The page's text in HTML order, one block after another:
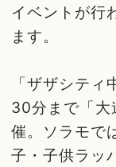
イベントが行
ます。
「ザザシテ
30分まで「
催。ソラモで
子・子供ラッ